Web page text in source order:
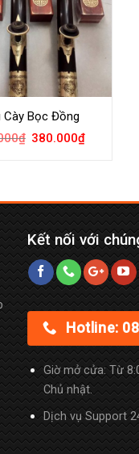
Cày Bọc Đồng
₫ 380.000₫
Kết nối với
Hotline:
Giờ mở cửa: Từ
Chủ nhật.
Dịch vụ Support